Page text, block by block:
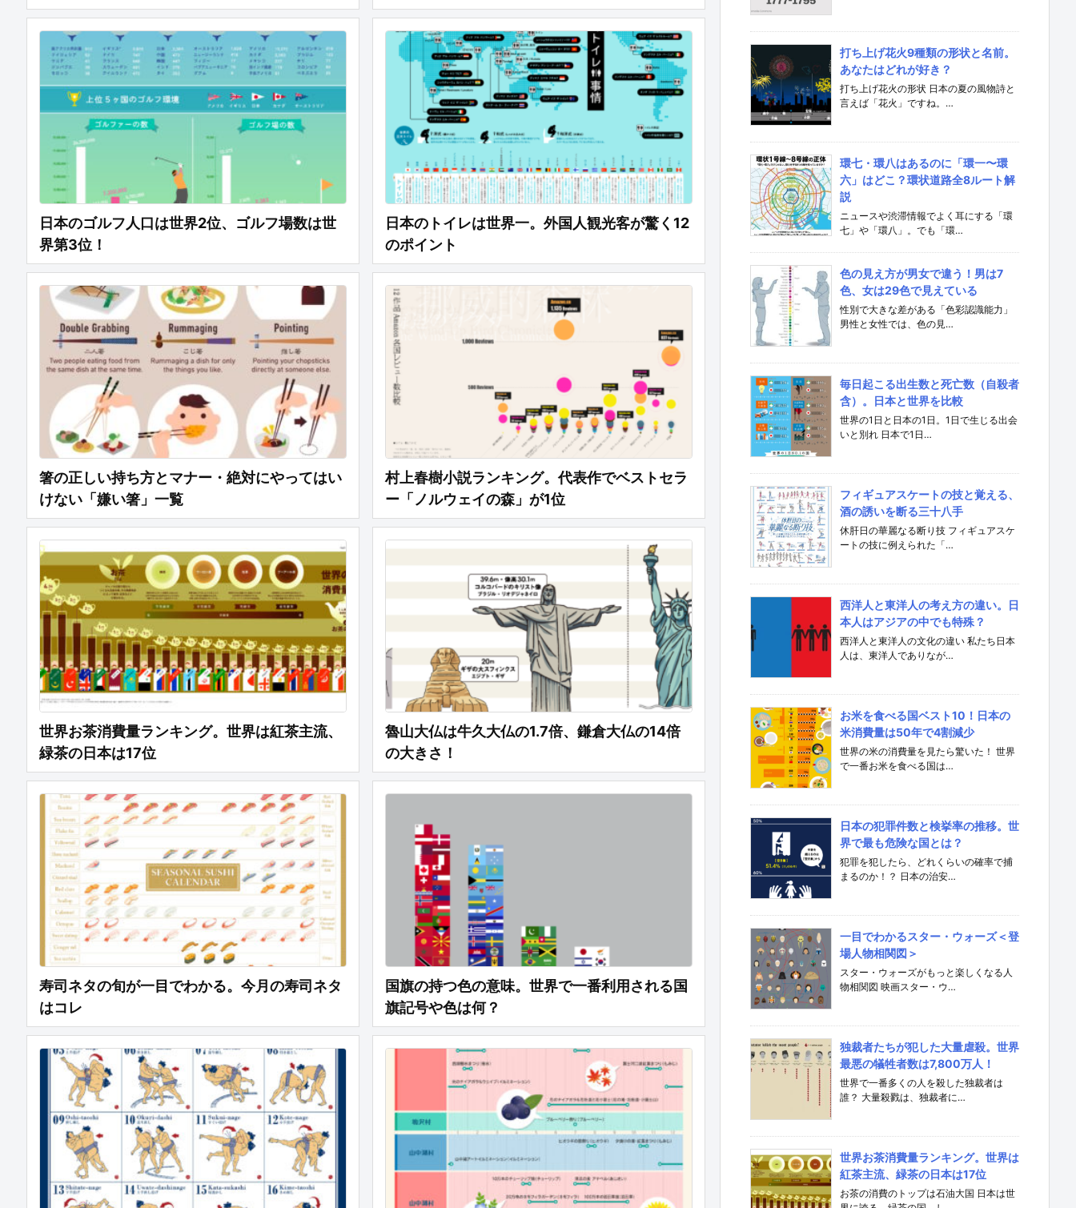
日本のゴルフ人口は世界2位、ゴルフ場数は世
界第3位！
日本のトイレは世界一。外国人観光客が驚く12
のポイント
箸の正しい持ち方とマナー・絶対にやってはい
けない「嫌い箸」一覧
村上春樹小説ランキング。代表作でベストセラ
ー「ノルウェイの森」が1位
世界お茶消費量ランキング。世界は紅茶主流、
緑茶の日本は17位
魯山大仏は牛久大仏の1.7倍、鎌倉大仏の14倍
の大きさ！
寿司ネタの旬が一目でわかる。今月の寿司ネタ
はコレ
国旗の持つ色の意味。世界で一番利用される国
旗記号や色は何？
打ち上げ花火9種類の形状と名前。
あなたはどれが好き？
打ち上げ花火の形状 日本の夏の風物詩と
言えば「花火」ですね。…
環七・環八はあるのに「環一〜環
六」はどこ？環状道路全8ルート解
説
ニュースや渋滞情報でよく耳にする「環
七」や「環八」。でも「環…
色の見え方が男女で違う！男は7
色、女は29色で見えている
性別で大きな差がある「色彩認識能力」
男性と女性では、色の見…
毎日起こる出生数と死亡数（自殺者
含）。日本と世界を比較
世界の1日と日本の1日。1日で生じる出会
いと別れ 日本で1日…
フィギュアスケートの技と覚える、
酒の誘いを断る三十八手
休肝日の華麗なる断り技 フィギュアスケ
ートの技に例えられた「…
西洋人と東洋人の考え方の違い。日
本人はアジアの中でも特殊？
西洋人と東洋人の文化の違い 私たち日本
人は、東洋人でありなが…
お米を食べる国ベスト10！日本の
米消費量は50年で4割減少
世界の米の消費量を見たら驚いた！ 世界
で一番お米を食べる国は…
日本の犯罪件数と検挙率の推移。世
界で最も危険な国とは？
犯罪を犯したら、どれくらいの確率で捕
まるのか！？ 日本の治安…
一目でわかるスター・ウォーズ＜登
場人物相関図＞
スター・ウォーズがもっと楽しくなる人
物相関図 映画スター・ウ…
独裁者たちが犯した大量虐殺。世界
最悪の犠牲者数は7,800万人！
世界で一番多くの人を殺した独裁者は
誰？ 大量殺戮は、独裁者に…
世界お茶消費量ランキング。世界は
紅茶主流、緑茶の日本は17位
お茶の消費のトップは石油大国 日本は世